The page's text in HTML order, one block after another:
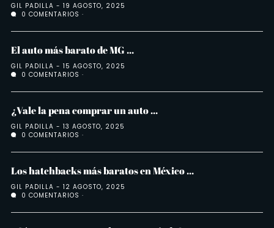
GIL PADILLA
19 AGOSTO, 2025
0 COMENTARIOS
El auto más barato de MG ...
GIL PADILLA
15 AGOSTO, 2025
0 COMENTARIOS
¿Vale la pena comprar un auto ...
GIL PADILLA
13 AGOSTO, 2025
0 COMENTARIOS
Los hatchbacks más baratos en México ...
GIL PADILLA
12 AGOSTO, 2025
0 COMENTARIOS